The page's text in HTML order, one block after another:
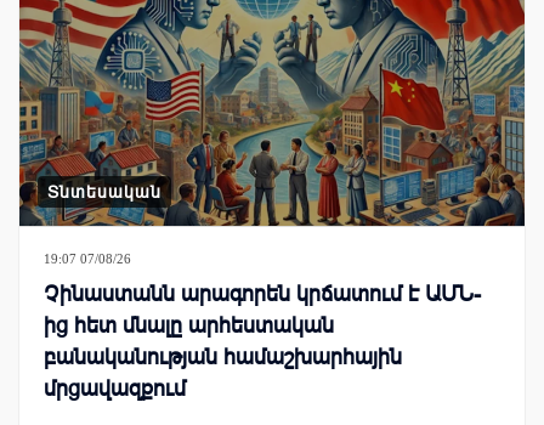
Տնտեսական
19:07 07/08/26
Չինաստանն արագորեն կրճատում է ԱՄՆ-
ից հետ մնալը արհեստական
բանականության համաշխարհային
մրցավազքում